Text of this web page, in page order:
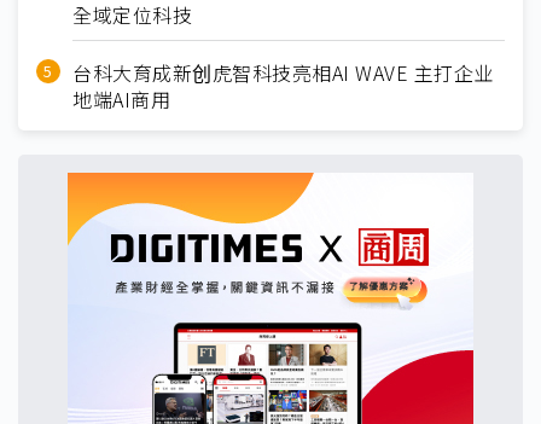
全域定位科技
台科大育成新创虎智科技亮相AI WAVE 主打企业
地端AI商用